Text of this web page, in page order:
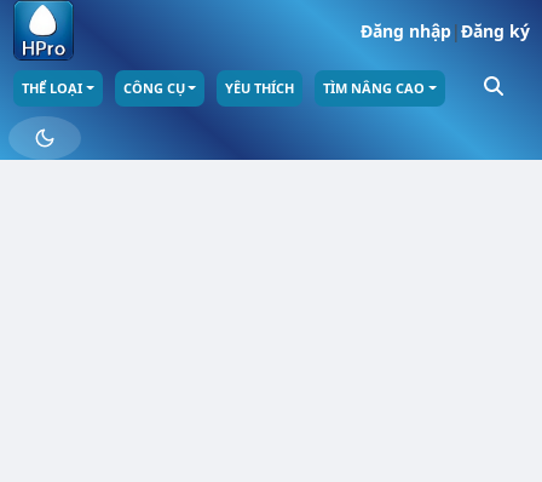
Đăng nhập|Đăng ký
THỂ LOẠI CÔNG CỤ YÊU THÍCH TÌM NÂNG CAO